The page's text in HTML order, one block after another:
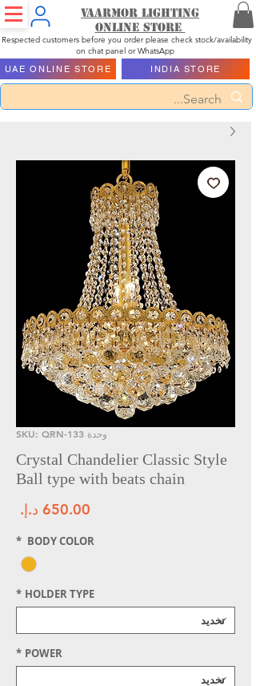
Vaarmor Lighting
ONLINE STORE
Respected customers before you order please check stock/availability
on chat panel or WhatsApp
UAE ONLINE STORE INDIA STORE
وحدة SKU: QRN-133
Crystal Chandelier Classic Style
Ball type with beats chain
BODY COLOR
*
HOLDER TYPE
*
POWER
*